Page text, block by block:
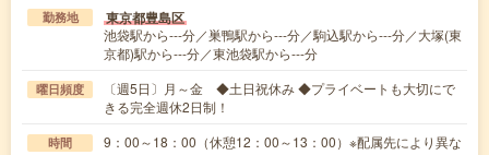
勤務地 東京都豊島区
池袋駅から---分／巣鴨駅から---分／駒込駅から---分／大塚(東
京都)駅から---分／東池袋駅から---分
曜日頻度
〔週5日〕月～金 ◆土日祝休み ◆プライベートも大切にで
きる完全週休2日制！
時間
9：00～18：00（休憩12：00～13：00）※配属先により異な